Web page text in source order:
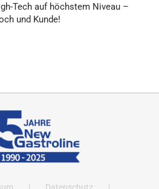
Tech auf höchstem Niveau –
und Kunde!